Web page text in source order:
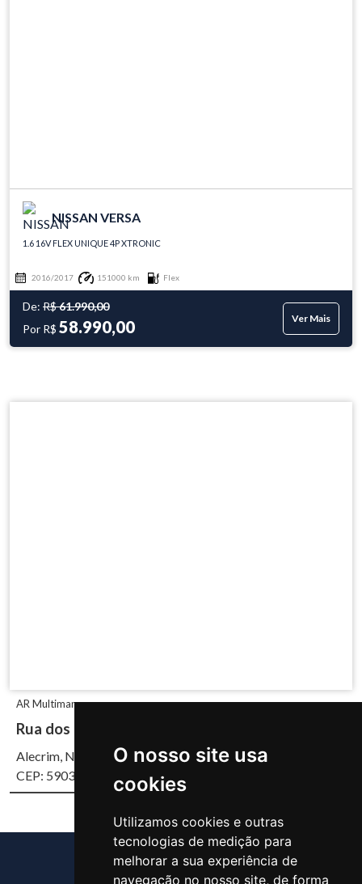
O nosso site usa
cookies
Utilizamos cookies e outras
tecnologias de medição para
melhorar a sua experiência de
navegação no nosso site, de forma
NISSAN VERSA
1.6 16V FLEX UNIQUE 4P XTRONIC
2016/2017 151000 km Flex
De: R$61.990,00
Por R$ 58.990,00 Ver Mais
AR Multimarcas
Rua dos Caicós, 1660
Alecrim, Natal/RN
CEP: 59037-700